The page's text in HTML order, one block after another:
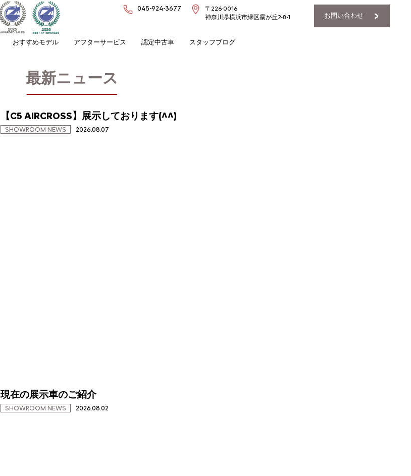
045-924-3677
〒226-0016
神奈川県横浜市緑区霧が丘2-8-1
お問い合わせ
おすすめモデル アフターサービス 認定中古車 スタッフブログ
最新ニュース
【C5 AIRCROSS】展示しております(^^)
SHOWROOM NEWS 2026.08.07
現在の展示車のご紹介
SHOWROOM NEWS 2026.08.02